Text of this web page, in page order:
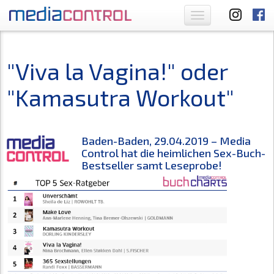
Toggle
navigation
"Viva la Vagina!" oder
"Kamasutra Workout"
Baden-Baden, 29.04.2019 – Media
Control hat die heimlichen Sex-Buch-
Bestseller samt Leseprobe!